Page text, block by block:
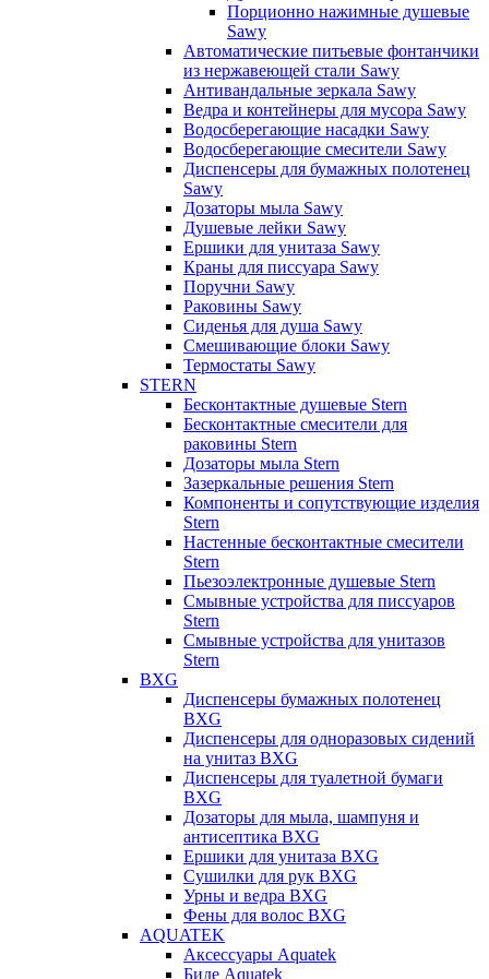
Порционно нажимные душевые
Sawy
Автоматические питьевые фонтанчики
из нержавеющей стали Sawy
Антивандальные зеркала Sawy
Ведра и контейнеры для мусора Sawy
Водосберегающие насадки Sawy
Водосберегающие смесители Sawy
Диспенсеры для бумажных полотенец
Sawy
Дозаторы мыла Sawy
Душевые лейки Sawy
Ершики для унитаза Sawy
Краны для писсуара Sawy
Поручни Sawy
Раковины Sawy
Сиденья для душа Sawy
Смешивающие блоки Sawy
Термостаты Sawy
STERN
Бесконтактные душевые Stern
Бесконтактные смесители для
раковины Stern
Дозаторы мыла Stern
Зазеркальные решения Stern
Компоненты и сопутствующие изделия
Stern
Настенные бесконтактные смесители
Stern
Пьезоэлектронные душевые Stern
Смывные устройства для писсуаров
Stern
Смывные устройства для унитазов
Stern
BXG
Диспенсеры бумажных полотенец
BXG
Диспенсеры для одноразовых сидений
на унитаз BXG
Диспенсеры для туалетной бумаги
BXG
Дозаторы для мыла, шампуня и
антисептика BXG
Ершики для унитаза BXG
Сушилки для рук BXG
Урны и ведра BXG
Фены для волос BXG
AQUATEK
Аксессуары Aquatek
Биде Aquatek